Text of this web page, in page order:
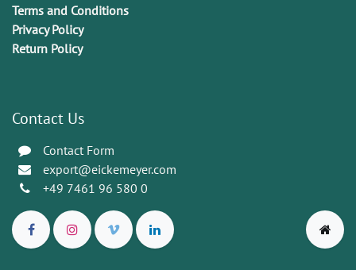
Terms and Conditions
Privacy Policy
Return Policy
Contact Us
Contact Form
export@eickemeyer.com
+49 7461 96 580 0